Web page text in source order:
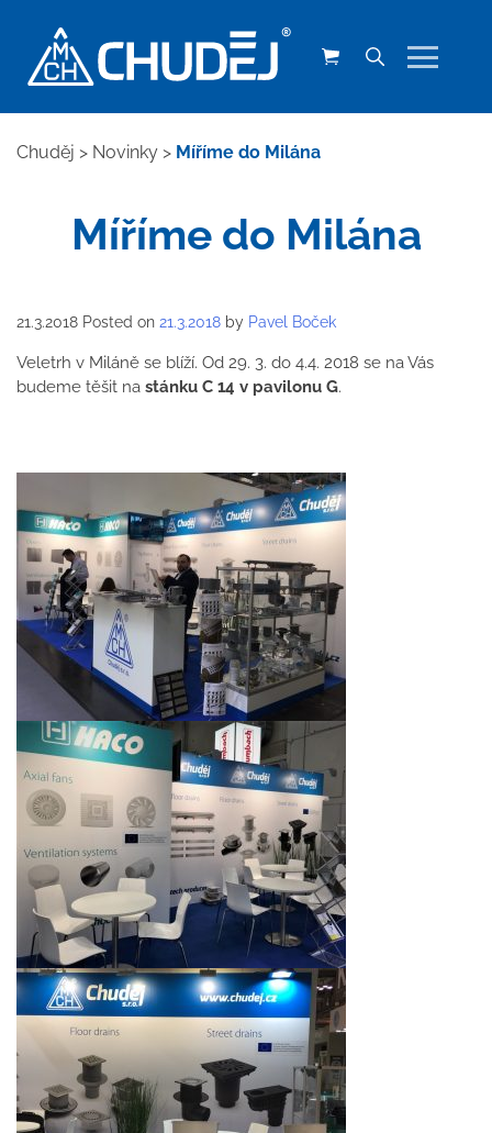
Chuděj > Novinky > Míříme do Milána
Míříme do Milána
21.3.2018 Posted on 21.3.2018 by Pavel Boček
Veletrh v Miláně se blíží. Od 29. 3. do 4.4. 2018 se na Vás
budeme těšit na stánku C 14 v pavilonu G.